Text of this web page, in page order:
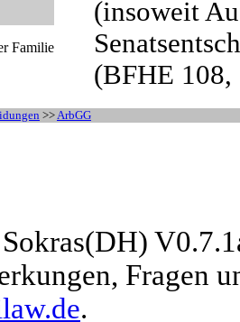
Familie
(insoweit
(BFHE
>> ArbGG
Fragen
.